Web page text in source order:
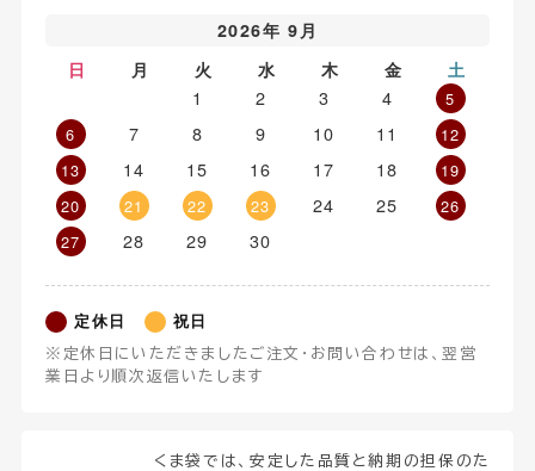
2026年 9月
日
月 火 水 木 金 土
1 2 3 4
5
6
7 8 9 10 11
12
13
14 15 16 17 18
19
20
21 22 23 24 25
26
27
28 29 30
定休日 祝日
※定休日にいただきましたご注文・お問い合わせは、翌営
業日より順次返信いたします
くま袋では、安定した品質と納期の担保のた